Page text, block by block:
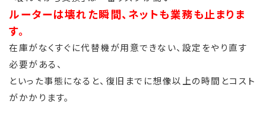
ルーターは壊れた瞬間、ネットも業務も止まりま
す。
在庫がなくすぐに代替機が用意できない、設定をやり直す
必要がある、
といった事態になると、復旧までに想像以上の時間とコスト
がかかります。